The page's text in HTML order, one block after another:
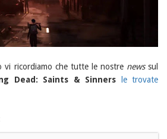
vi ricordiamo che tutte le nostre newssul
Dead: Saints & Sinners le trovate